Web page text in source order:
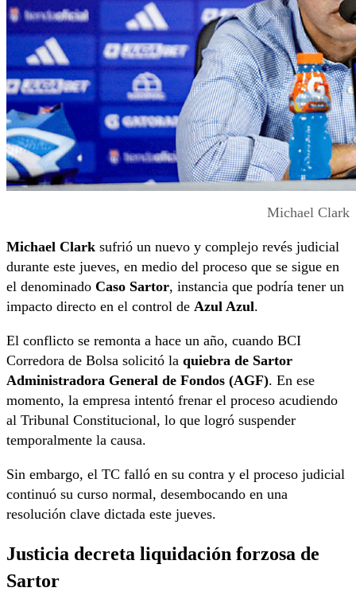
Michael Clark
Michael Clark sufrió un nuevo y complejo revés judicial
durante este jueves, en medio del proceso que se sigue en
el denominado Caso Sartor, instancia que podría tener un
impacto directo en el control de Azul Azul.
El conflicto se remonta a hace un año, cuando BCI
Corredora de Bolsa solicitó la quiebra de Sartor
Administradora General de Fondos (AGF). En ese
momento, la empresa intentó frenar el proceso acudiendo
al Tribunal Constitucional, lo que logró suspender
temporalmente la causa.
Sin embargo, el TC falló en su contra y el proceso judicial
continuó su curso normal, desembocando en una
resolución clave dictada este jueves.
Justicia decreta liquidación forzosa de
Sartor